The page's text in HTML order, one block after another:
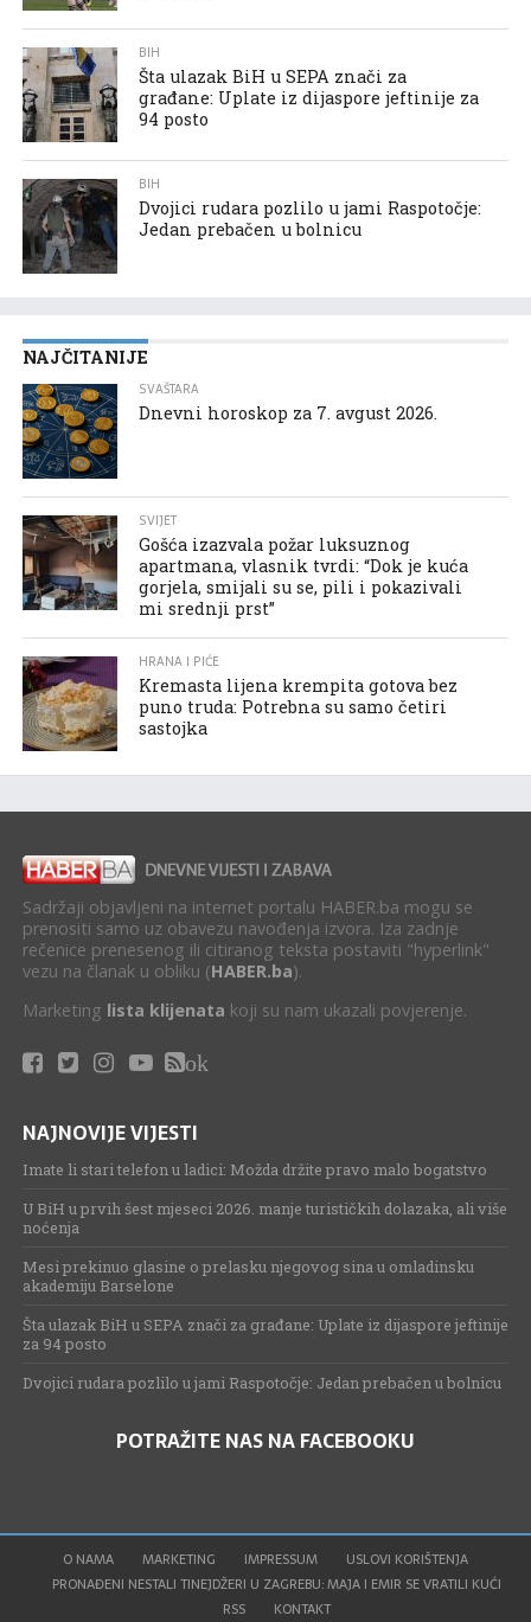
BIH
Šta ulazak BiH u SEPA znači za
građane: Uplate iz dijaspore jeftinije za
94 posto
BIH
Dvojici rudara pozlilo u jami Raspotočje:
Jedan prebačen u bolnicu
NAJČITANIJE
SVAŠTARA
Dnevni horoskop za 7. avgust 2026.
SVIJET
Gošća izazvala požar luksuznog
apartmana, vlasnik tvrdi: “Dok je kuća
gorjela, smijali su se, pili i pokazivali
mi srednji prst”
HRANA I PIĆE
Kremasta lijena krempita gotova bez
puno truda: Potrebna su samo četiri
sastojka
Sadržaji objavljeni na internet portalu HABER.ba mogu se
prenositi samo uz obavezu navođenja izvora. Iza zadnje
rečenice prenesenog ili citiranog teksta postaviti "hyperlink"
vezu na članak u obliku (HABER.ba).
Marketing lista klijenata koji su nam ukazali povjerenje.
ok
NAJNOVIJE VIJESTI
Imate li stari telefon u ladici: Možda držite pravo malo bogatstvo
U BiH u prvih šest mjeseci 2026. manje turističkih dolazaka, ali više
noćenja
Mesi prekinuo glasine o prelasku njegovog sina u omladinsku
akademiju Barselone
Šta ulazak BiH u SEPA znači za građane: Uplate iz dijaspore jeftinije
za 94 posto
Dvojici rudara pozlilo u jami Raspotočje: Jedan prebačen u bolnicu
POTRAŽITE NAS NA FACEBOOKU
O NAMA MARKETING IMPRESSUM
USLOVI KORIŠTENJA
PRONAĐENI NESTALI TINEJDŽERI U ZAGREBU: MAJA I EMIR SE VRATILI KUĆI
RSS
KONTAKT